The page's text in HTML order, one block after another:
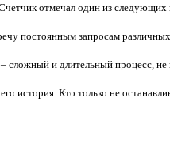
отмечал один из следующих
постоянным запросам
сложный и длительный процесс,
история. Кто только не